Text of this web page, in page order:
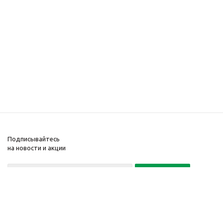
Подписывайтесь
на новости и акции